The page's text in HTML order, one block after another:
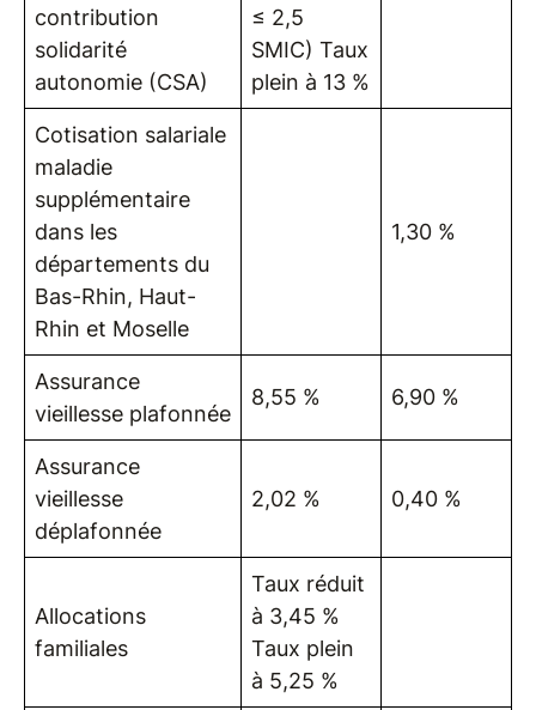
contribution
solidarité
autonomie (CSA)
≤ 2,5
SMIC) Taux
plein à 13 %
Cotisation salariale
maladie
supplémentaire
dans les
départements du
Bas-Rhin, Haut-
Rhin et Moselle
1,30 %
Assurance
vieillesse plafonnée
8,55 % 6,90 %
Assurance
vieillesse
déplafonnée
2,02 % 0,40 %
Allocations
familiales
Taux réduit
à 3,45 %
Taux plein
à 5,25 %